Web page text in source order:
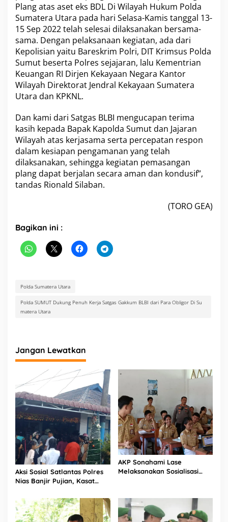
Plang atas aset eks BDL Di Wilayah Hukum Polda
Sumatera Utara pada hari Selasa-Kamis tanggal 13-
15 Sep 2022 telah selesai dilaksanakan bersama-
sama. Dengan pelaksanaan kegiatan, ada dari
Kepolisian yaitu Bareskrim Polri, DIT Krimsus Polda
Sumut beserta Polres sejajaran, lalu Kementrian
Keuangan RI Dirjen Kekayaan Negara Kantor
Wilayah Direktorat Jendral Kekayaan Sumatera
Utara dan KPKNL.
Dan kami dari Satgas BLBI mengucapan terima
kasih kepada Bapak Kapolda Sumut dan Jajaran
Wilayah atas kerjasama serta percepatan respon
dalam kesiapan pengamanan yang telah
dilaksanakan, sehingga kegiatan pemasangan
plang dapat berjalan secara aman dan kondusif”,
tandas Rionald Silaban.
(TORO GEA)
Bagikan ini :
Polda Sumatera Utara
Polda SUMUT Dukung Penuh Kerja Satgas Gakkum BLBI dari Para Obligor Di Su
matera Utara
Jangan Lewatkan
Aksi Sosial Satlantas Polres
Nias Banjir Pujian, Kasat
Bagikan 1.000 Dus Kopi
Fresco untuk Warga di
Tengah Sulitnya Ekonomi
AKP Sonahami Lase
Melaksanakan Sosialisasi
Selatan